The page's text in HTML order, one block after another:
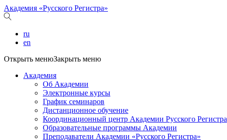
Академия «Русского Регистра»
ru
en
Открыть менюЗакрыть меню
Академия
Об Академии
Электронные курсы
График семинаров
Дистанционное обучение
Координационный центр Академии Русского Регистра
Образовательные программы Академии
Преподаватели Академии «Русского Регистра»